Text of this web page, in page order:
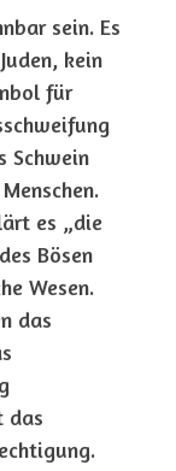
sein. Es
kein
für
Schwein
es „die
Bösen
Wesen.
das
das